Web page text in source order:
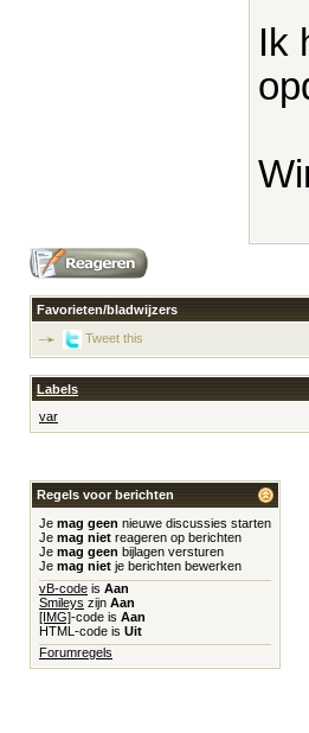
Ik
Favorieten/bladwijzers
Tweet this
Labels
var
Regels voor berichten
Je mag geen nieuwe discussies starten
Je mag niet reageren op berichten
Je mag geen bijlagen versturen
Je mag niet je berichten bewerken
vB-code is Aan
Smileys zijn Aan
[IMG]-code is Aan
HTML-code is Uit
Forumregels